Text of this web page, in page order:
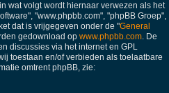
wat volgt wordt hiernaar verwezen als het
"www.phpbb.com", "phpBB Groep",
dat is vrijgegeven onder de "General
gedownload op www.phpbb.com. De
discussies via het internet en GPL
toestaan en/of verbieden als toelaatbare
omtrent phpBB, zie: